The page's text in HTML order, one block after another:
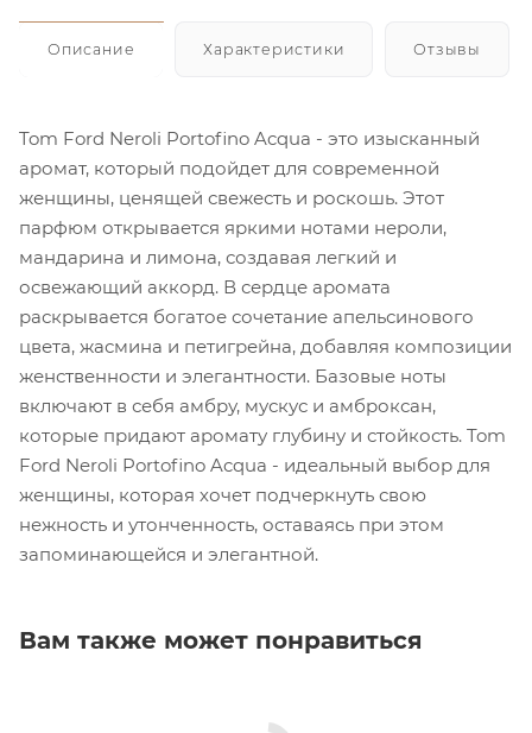
Описание Характеристики Отзывы
Tom Ford Neroli Portofino Acqua - это изысканный
аромат, который подойдет для современной
женщины, ценящей свежесть и роскошь. Этот
парфюм открывается яркими нотами нероли,
мандарина и лимона, создавая легкий и
освежающий аккорд. В сердце аромата
раскрывается богатое сочетание апельсинового
цвета, жасмина и петигрейна, добавляя композиции
женственности и элегантности. Базовые ноты
включают в себя амбру, мускус и амброксан,
которые придают аромату глубину и стойкость. Tom
Ford Neroli Portofino Acqua - идеальный выбор для
женщины, которая хочет подчеркнуть свою
нежность и утонченность, оставаясь при этом
запоминающейся и элегантной.
Вам также может понравиться